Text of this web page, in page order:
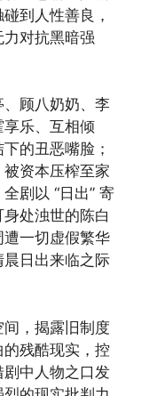
到人性善良，
对抗黑暗强
顾八奶奶、李
乐、互相倾
的丑恶嘴脸；
资本压榨至家
剧以 “日出” 寄
处浊世的陈白
一切虚假繁华
日出来临之际
，揭露旧制度
残酷现实，控
中人物之口发